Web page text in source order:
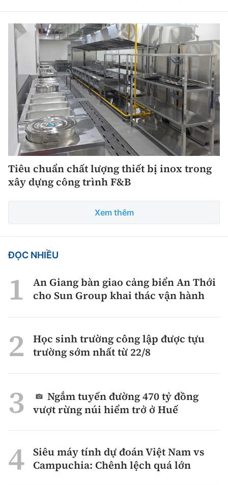
Tiêu chuẩn chất lượng thiết bị inox trong
xây dựng công trình F&B
Xem thêm
ĐỌC NHIỀU
An Giang bàn giao cảng biển An Thới
cho Sun Group khai thác vận hành
Học sinh trường công lập được tựu
trường sớm nhất từ 22/8
Ngắm tuyến đường 470 tỷ đồng
vượt rừng núi hiểm trở ở Huế
Siêu máy tính dự đoán Việt Nam vs
Campuchia: Chênh lệch quá lớn